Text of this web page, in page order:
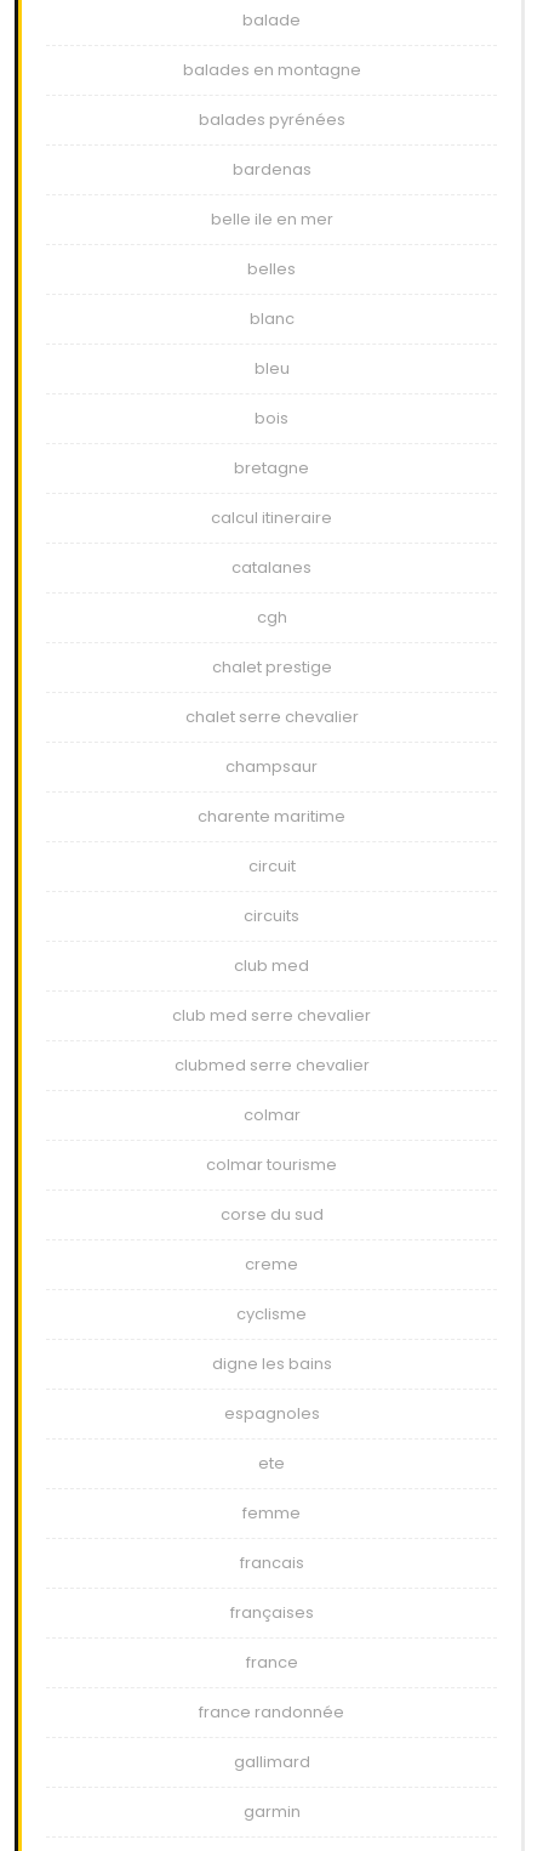
balade
balades en montagne
balades pyrénées
bardenas
belle ile en mer
belles
blanc
bleu
bois
bretagne
calcul itineraire
catalanes
cgh
chalet prestige
chalet serre chevalier
champsaur
charente maritime
circuit
circuits
club med
club med serre chevalier
clubmed serre chevalier
colmar
colmar tourisme
corse du sud
creme
cyclisme
digne les bains
espagnoles
ete
femme
francais
françaises
france
france randonnée
gallimard
garmin